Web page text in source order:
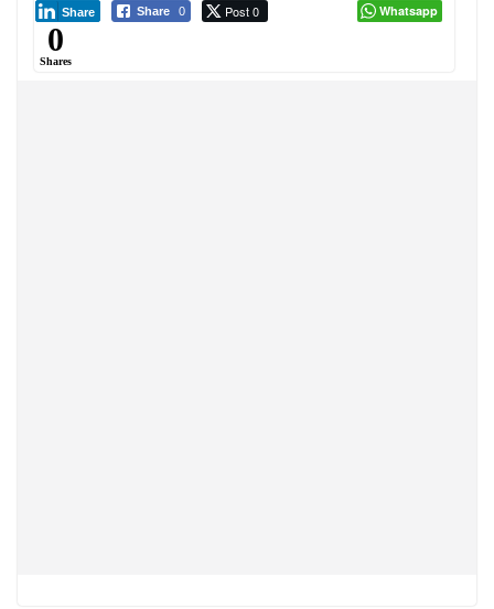
Share 0 Post 0
Share Whatsapp
0
Shares